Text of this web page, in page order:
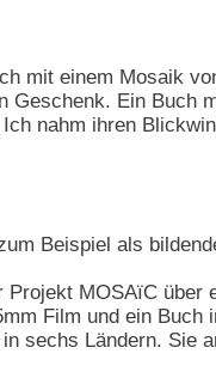
mit einem Mosaik
Geschenk. Ein Buch
nahm ihren
Beispiel als
Projekt MOSAïC über
Film und ein Buch
sechs Ländern. Sie